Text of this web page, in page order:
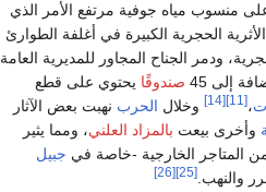
منسوب مياه جوفية مرتفع الأمر الذي
الحجرية الكبيرة في أغلفة الطوارئ
ودمر الجناح المجاور للمديرية العامة
إلى 45 صندوقًا يحتوي على قطع
،[11]
[14] وخلال الحرب نهبت بعض الآثار
وأخرى بيعت بالمزاد العلني، ومما يثير
المتاجر الخارجية -خاصة في جبيل
والنهب.[25]
[26]